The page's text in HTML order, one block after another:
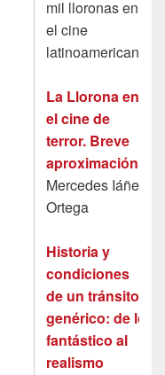
mil lloronas en
el cine
latinoamericano
La Llorona en
el cine de
terror. Breve
aproximación
Mercedes Iáñez
Ortega
Historia y
condiciones
de un tránsito
genérico: de lo
fantástico al
realismo